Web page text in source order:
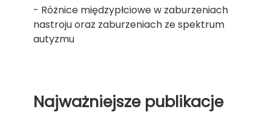
- Różnice międzypłciowe w zaburzeniach
nastroju oraz zaburzeniach ze spektrum
autyzmu
Najważniejsze publikacje